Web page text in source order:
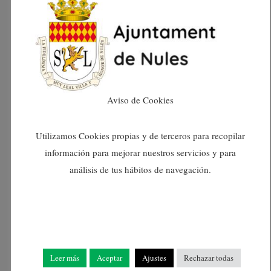
agost 2024
juliol 2024
maig 2024
gener 2024
Aviso de Cookies
Utilizamos Cookies propias y de terceros para recopilar
información para mejorar nuestros servicios y para
análisis de tus hábitos de navegación.
Leer más Aceptar Ajustes Rechazar todas